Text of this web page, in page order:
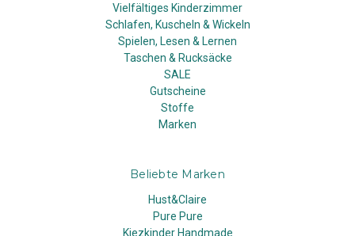
Vielfältiges Kinderzimmer
Schlafen, Kuscheln & Wickeln
Spielen, Lesen & Lernen
Taschen & Rucksäcke
SALE
Gutscheine
Stoffe
Marken
Beliebte Marken
Hust&Claire
Pure Pure
Kiezkinder Handmade